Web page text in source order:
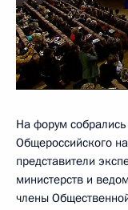
На форум
Общероссийского
представители
министерств и
члены